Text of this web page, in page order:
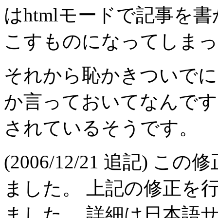
はhtmlモードで記事を
こすものになってしま
それから恥かきついで
か言っておいてなんで
されているそうです。
(2006/12/21 追記) この
ました。 上記の修正を